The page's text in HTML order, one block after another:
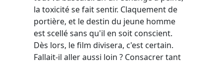
la toxicité se fait sentir. Claquement de
portière, et le destin du jeune homme
est scellé sans qu'il en soit conscient.
Dès lors, le film divisera, c'est certain.
Fallait-il aller aussi loin ? Consacrer tant